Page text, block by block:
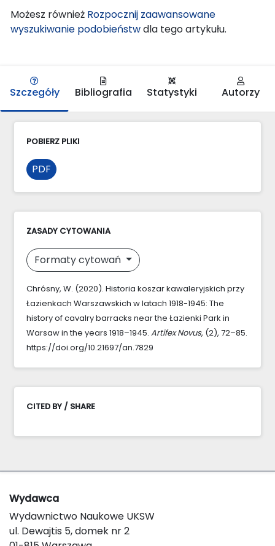
Możesz również Rozpocznij zaawansowane
wyszukiwanie podobieństwdla tego artykułu.
Szczegóły Bibliografia Statystyki Autorzy
POBIERZ PLIKI
PDF
ZASADY CYTOWANIA
Formaty cytowań
Chrósny, W. (2020). Historia koszar kawaleryjskich przy
Łazienkach Warszawskich w latach 1918-1945: The
history of cavalry barracks near the Łazienki Park in
Warsaw in the years 1918–1945. Artifex Novus, (2), 72–85.
https://doi.org/10.21697/an.7829
CITED BY / SHARE
Wydawca
Wydawnictwo Naukowe UKSW
ul. Dewajtis 5, domek nr 2